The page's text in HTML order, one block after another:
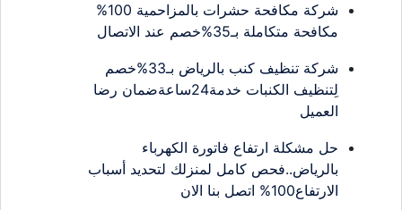
شركة مكافحة حشرات بالمزاحمية 100%
مكافحة متكاملة بـ35%خصم عند الاتصال
شركة تنظيف كنب بالرياض بـ33%خصم
لِتنظيف الكنبات خدمة24ساعةضمان رضا
العميل
حل مشكلة ارتفاع فاتورة الكهرباء
بالرياض..فحص كامل لمنزلك لتحديد أسباب
الارتفاع100% اتصل بنا الان